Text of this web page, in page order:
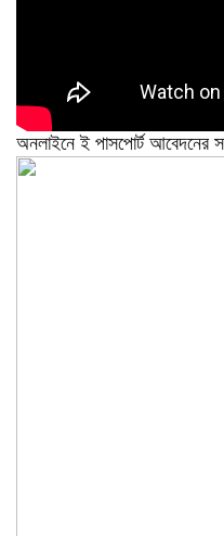
অনলাইনে ই পাসপোর্ট আবেদনের